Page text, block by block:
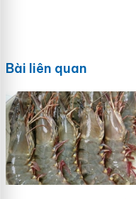
Bài liên quan